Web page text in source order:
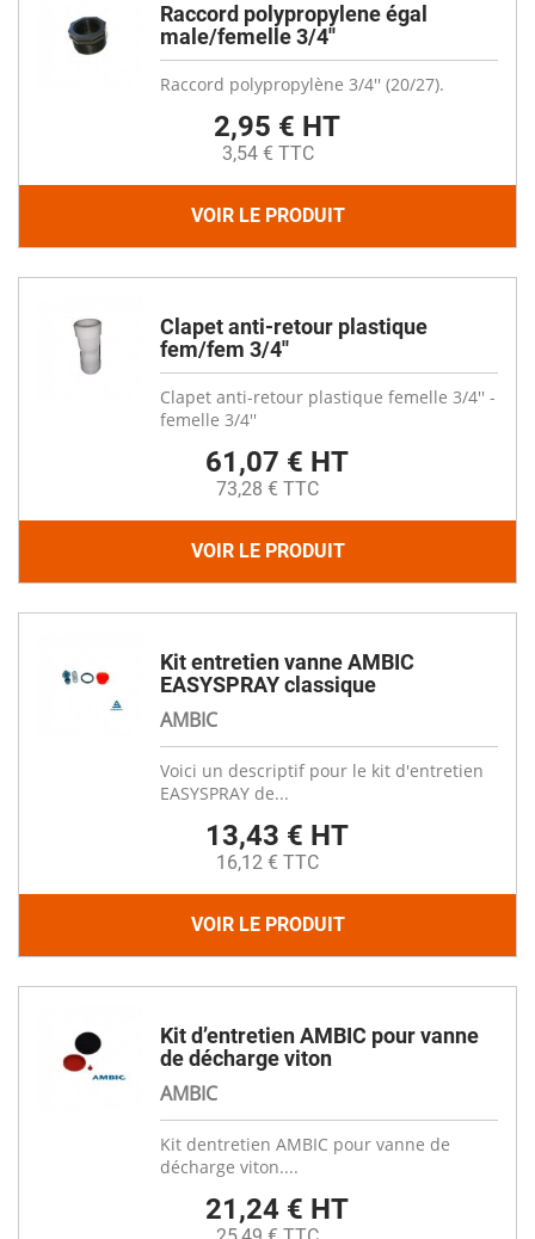
Raccord polypropylene égal
male/femelle 3/4''
Raccord polypropylène 3/4'' (20/27).
2,95 € HT
3,54 € TTC
VOIR LE PRODUIT
Clapet anti-retour plastique
fem/fem 3/4''
Clapet anti-retour plastique femelle 3/4'' -
femelle 3/4''
61,07 € HT
73,28 € TTC
VOIR LE PRODUIT
Kit entretien vanne AMBIC
EASYSPRAY classique
AMBIC
Voici un descriptif pour le kit d'entretien
EASYSPRAY de...
13,43 € HT
16,12 € TTC
VOIR LE PRODUIT
Kit d’entretien AMBIC pour vanne
de décharge viton
AMBIC
Kit dentretien AMBIC pour vanne de
décharge viton....
21,24 € HT